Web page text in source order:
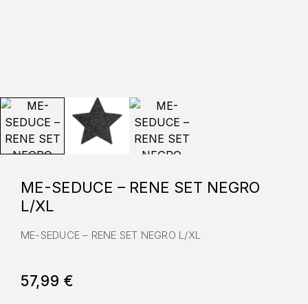
ME-SEDUCE – RENE SET NEGRO
L/XL
ME-SEDUCE – RENE SET NEGRO L/XL
57,99 €